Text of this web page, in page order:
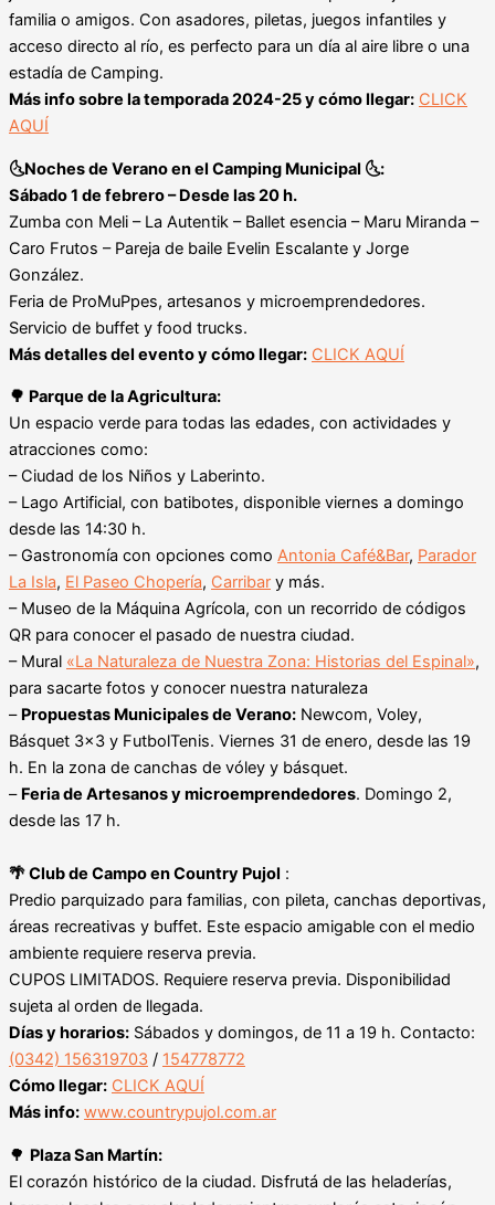
familia o amigos. Con asadores, piletas, juegos infantiles y
acceso directo al río, es perfecto para un día al aire libre o una
estadía de Camping.
Más info sobre la temporada 2024-25 y cómo llegar: CLICK
AQUÍ
🌜Noches de Verano en el Camping Municipal 🌜:
Sábado 1 de febrero – Desde las 20 h.
Zumba con Meli – La Autentik – Ballet esencia – Maru Miranda –
Caro Frutos – Pareja de baile Evelin Escalante y Jorge
González.
Feria de ProMuPpes, artesanos y microemprendedores.
Servicio de buffet y food trucks.
Más detalles del evento y cómo llegar: CLICK AQUÍ
🌳 Parque de la Agricultura:
Un espacio verde para todas las edades, con actividades y
atracciones como:
– Ciudad de los Niños y Laberinto.
– Lago Artificial, con batibotes, disponible viernes a domingo
desde las 14:30 h.
– Gastronomía con opciones como Antonia Café&Bar, Parador
La Isla, El Paseo Chopería, Carribar y más.
– Museo de la Máquina Agrícola, con un recorrido de códigos
QR para conocer el pasado de nuestra ciudad.
– Mural «La Naturaleza de Nuestra Zona: Historias del Espinal»,
para sacarte fotos y conocer nuestra naturaleza
– Propuestas Municipales de Verano: Newcom, Voley,
Básquet 3×3 y FutbolTenis. Viernes 31 de enero, desde las 19
h. En la zona de canchas de vóley y básquet.
– Feria de Artesanos y microemprendedores. Domingo 2,
desde las 17 h.
🌴 Club de Campo en Country Pujol :
Predio parquizado para familias, con pileta, canchas deportivas,
áreas recreativas y buffet. Este espacio amigable con el medio
ambiente requiere reserva previa.
CUPOS LIMITADOS. Requiere reserva previa. Disponibilidad
sujeta al orden de llegada.
Días y horarios: Sábados y domingos, de 11 a 19 h. Contacto:
(0342) 156319703 / 154778772
Cómo llegar: CLICK AQUÍ
Más info: www.countrypujol.com.ar
🌳 Plaza San Martín:
El corazón histórico de la ciudad. Disfrutá de las heladerías,